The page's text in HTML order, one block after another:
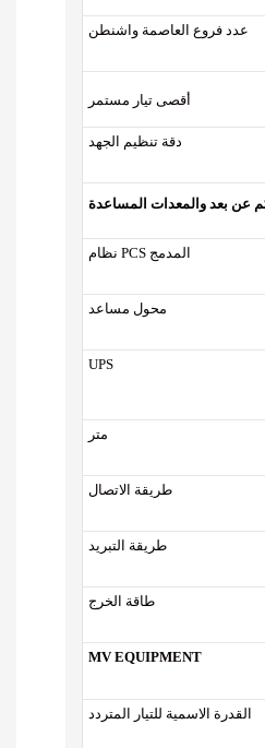
عدد فروع العاصمة واشنطن
أقصى تيار مستمر
دقة تنظيم الجهد
عن بعد والمعدات المساعدة
نظام PCS المدمج
محول مساعد
UPS
متر
طريقة الاتصال
طريقة التبريد
طاقة الخرج
MV EQUIPMENT
القدرة الاسمية للتيار المتردد